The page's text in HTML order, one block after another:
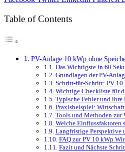
Table of Contents
PV-Anlage 10 kWp ohne
Das Wichtigste in 60
Grundlagen der PV-
Schritt-für-Schritt: PV 10
Wichtige Checkliste für
Typische Fehler und
Praxisbeispiel:
Tools und Methoden zur
Welche Einflussfaktoren
Langfristige Perspektive
FAQ zur PV 10 kWp
Fazit und Nächste